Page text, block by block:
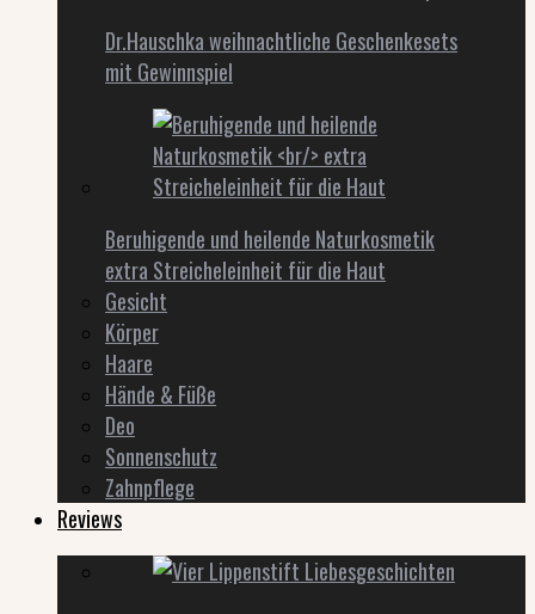
Dr.Hauschka weihnachtliche Geschenkesets
mit Gewinnspiel
Beruhigende und heilende Naturkosmetik
extra Streicheleinheit für die Haut
Gesicht
Körper
Haare
Hände & Füße
Deo
Sonnenschutz
Zahnpflege
Reviews